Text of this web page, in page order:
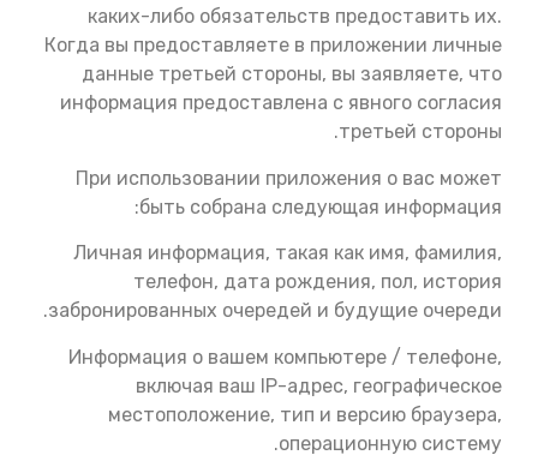
каких-либо обязательств предоставить их.
Когда вы предоставляете в приложении личные
данные третьей стороны, вы заявляете, что
информация предоставлена с явного согласия
третьей стороны.
При использовании приложения о вас может
быть собрана следующая информация:
Личная информация, такая как имя, фамилия,
телефон, дата рождения, пол, история
забронированных очередей и будущие очереди.
Информация о вашем компьютере / телефоне,
включая ваш IP-адрес, географическое
местоположение, тип и версию браузера,
операционную систему.